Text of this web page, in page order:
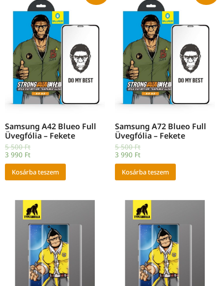
Samsung A42 Blueo Full
Üvegfólia – Fekete
5 500Ft
3 990 Ft
Kosárba teszem
Samsung A72 Blueo Full
Üvegfólia – Fekete
5 500Ft
3 990 Ft
Kosárba teszem